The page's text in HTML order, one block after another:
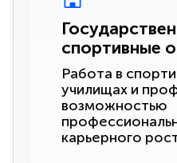
спортивные
Работа в
училищах и
возможностью
карьерного